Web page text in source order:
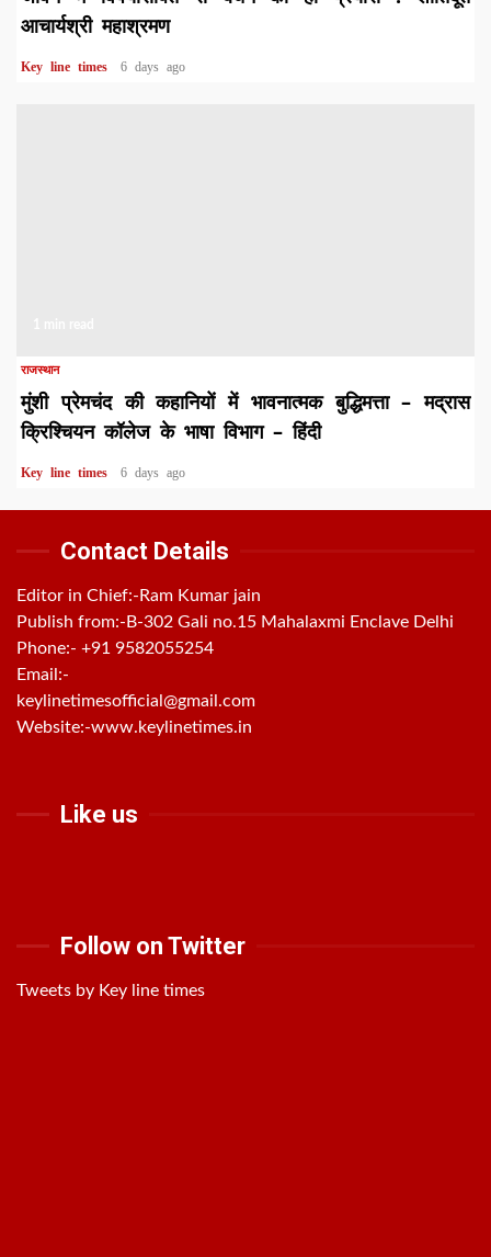
आचार्यश्री महाश्रमण
Key line times 6 days ago
राजस्थान
मुंशी प्रेमचंद की कहानियों में भावनात्मक बुद्धिमत्ता – मद्रास
क्रिश्चियन कॉलेज के भाषा विभाग – हिंदी
Key line times 6 days ago
Contact Details
Editor in Chief:-Ram Kumar jain
Publish from:- B-302 Gali no.15 Mahalaxmi Enclave Delhi
Phone:- +91 9582055254
Email:-
keylinetimesofficial@gmail.com
Website:-www.keylinetimes.in
Like us
Follow on Twitter
Tweets by Key line times